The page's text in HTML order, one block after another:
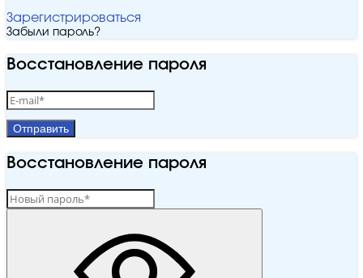
Зарегистрироваться
Забыли пароль?
Восстановление пароля
Отправить
Восстановление пароля